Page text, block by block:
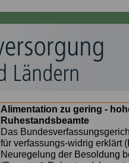
Alimentation zu gering -
Ruhestandsbeamte
Das
für verfassungs-widrig erklärt
Neuregelung der Besoldung